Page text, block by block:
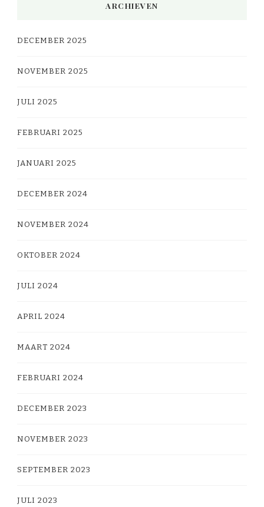
ARCHIEVEN
DECEMBER 2025
NOVEMBER 2025
JULI 2025
FEBRUARI 2025
JANUARI 2025
DECEMBER 2024
NOVEMBER 2024
OKTOBER 2024
JULI 2024
APRIL 2024
MAART 2024
FEBRUARI 2024
DECEMBER 2023
NOVEMBER 2023
SEPTEMBER 2023
JULI 2023